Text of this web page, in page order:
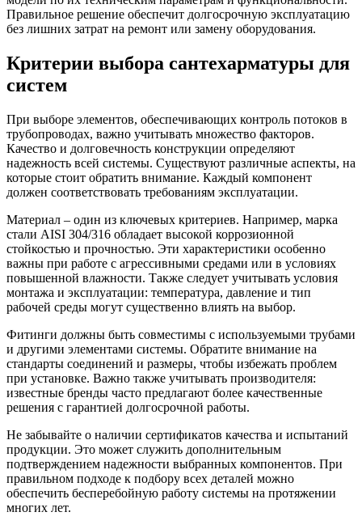
Правильное решение обеспечит долгосрочную эксплуатацию
без лишних затрат на ремонт или замену оборудования.
Критерии выбора сантехарматуры для
систем
При выборе элементов, обеспечивающих контроль потоков в
трубопроводах, важно учитывать множество факторов.
Качество и долговечность конструкции определяют
надежность всей системы. Существуют различные аспекты, на
которые стоит обратить внимание. Каждый компонент
должен соответствовать требованиям эксплуатации.
Материал – один из ключевых критериев. Например, марка
стали AISI 304/316 обладает высокой коррозионной
стойкостью и прочностью. Эти характеристики особенно
важны при работе с агрессивными средами или в условиях
повышенной влажности. Также следует учитывать условия
монтажа и эксплуатации: температура, давление и тип
рабочей среды могут существенно влиять на выбор.
Фитинги должны быть совместимы с используемыми трубами
и другими элементами системы. Обратите внимание на
стандарты соединений и размеры, чтобы избежать проблем
при установке. Важно также учитывать производителя:
известные бренды часто предлагают более качественные
решения с гарантией долгосрочной работы.
Не забывайте о наличии сертификатов качества и испытаний
продукции. Это может служить дополнительным
подтверждением надежности выбранных компонентов. При
правильном подходе к подбору всех деталей можно
обеспечить бесперебойную работу системы на протяжении
многих лет.